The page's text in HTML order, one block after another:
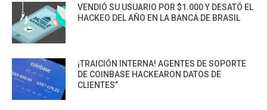
VENDIÓ SU USUARIO POR $1.000 Y DESATÓ EL
HACKEO DEL AÑO EN LA BANCA DE BRASIL
¡TRAICIÓN INTERNA! AGENTES DE SOPORTE
DE COINBASE HACKEARON DATOS DE
CLIENTES”